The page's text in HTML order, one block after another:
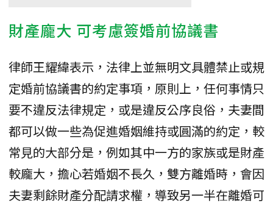
財產龐大 可考慮簽婚前協議書
律師王耀緯表示，法律上並無明文具體禁止或規
定婚前協議書的約定事項，原則上，任何事情只
要不違反法律規定，或是違反公序良俗，夫妻間
都可以做一些為促進婚姻維持或圓滿的約定，較
常見的大部分是，例如其中一方的家族或是財產
較龐大，擔心若婚姻不長久，雙方離婚時，會因
夫妻剩餘財產分配請求權，導致另一半在離婚可